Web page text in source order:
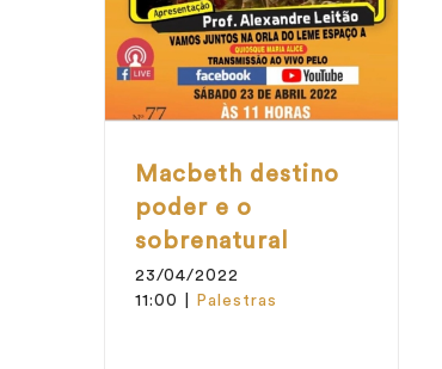
Macbeth destino
poder e o
sobrenatural
23/04/2022
11:00
Palestras